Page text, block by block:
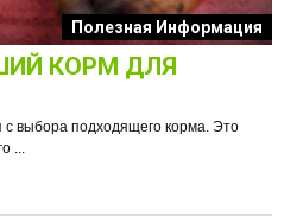
Полезная Информация
КОРМ ДЛЯ
выбора подходящего корма. Это
...